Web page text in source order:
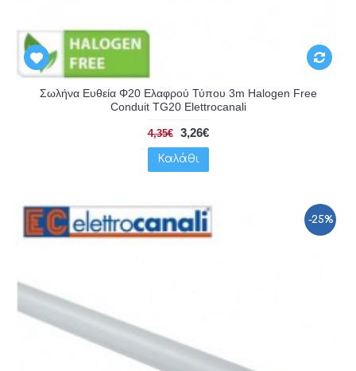
Σωλήνα Ευθεία Φ20 Ελαφρού Τύπου 3m Halogen Free
Conduit TG20 Elettrocanali
4,35€ 3,26€
Καλάθι
-25%